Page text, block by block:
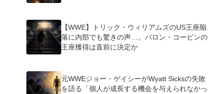
【WWE】トリック・ウィリアムズのUS王座陥
落に内部でも驚きの声…。バロン・コービンの
王座獲得は直前に決定か
元WWEジョー・ゲイシーがWyatt Sicksの失敗
を語る「個人が成長する機会を与えられなかっ